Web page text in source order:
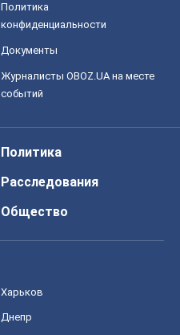
Политика
конфиденциальности
Документы
Журналисты OBOZ.UA на месте
событий
Политика
Расследования
Общество
Харьков
Днепр